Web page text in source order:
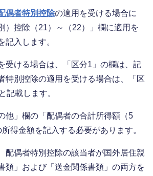
偶者特別控除の適用を受ける場合に
）控除（21）～（22）」欄に適用を
記入します。
受ける場合は、「区分1」の欄は、記
特別控除の適用を受ける場合は、「区
記載します。
他」欄の「配偶者の合計所得額（5
得金額を記入する必要があります。
配偶者特別控除の該当者が国外居住親
類」および「送金関係書類」の両方を